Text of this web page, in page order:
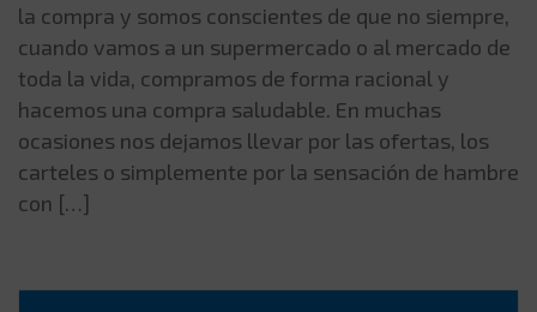
la compra y somos conscientes de que no siempre,
cuando vamos a un supermercado o al mercado de
toda la vida, compramos de forma racional y
hacemos una compra saludable. En muchas
ocasiones nos dejamos llevar por las ofertas, los
carteles o simplemente por la sensación de hambre
con […]